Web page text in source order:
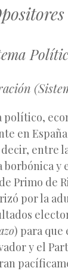
político,
en
decir, entre
borbónica y
Primo de
por la
) para que
y el